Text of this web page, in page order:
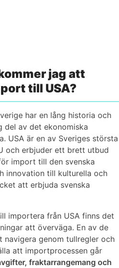
jag att
till USA?
har en lång historia och
av det ekonomiska
USA är en av Sveriges största
och erbjuder ett brett utbud
import till den svenska
innovation till kulturella och
att erbjuda svenska
importera från USA finns det
att överväga. En av de
navigera genom tullregler och
att importprocessen går
fraktarrangemang och